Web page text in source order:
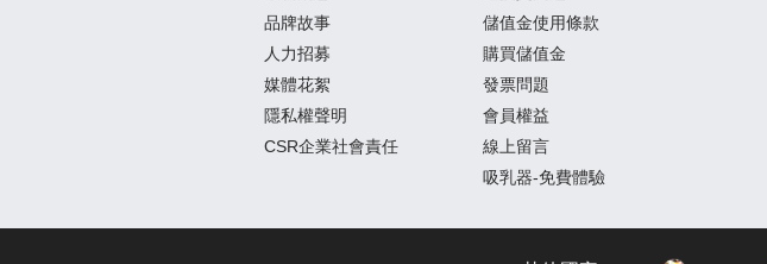
品牌故事
人力招募
媒體花絮
隱私權聲明
CSR企業社會責任
儲值金使用條款
購買儲值金
發票問題
會員權益
線上留言
吸乳器-免費體驗